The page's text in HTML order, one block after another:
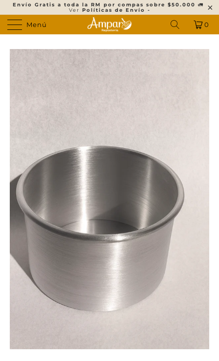
Envío Gratis a toda la RM por compas sobre $50.000 🚛
Ver Políticas de Envío -
Menú 0